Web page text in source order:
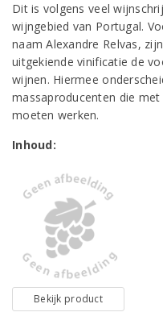
Dit is volgens veel
wijngebied van Portugal.
naam Alexandre Relvas,
uitgekiende vinificatie de
wijnen. Hiermee
massaproducenten die
moeten werken.
Inhoud:
Bekijk product